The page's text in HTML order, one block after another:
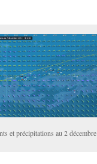
et précipitations au 2 décembre